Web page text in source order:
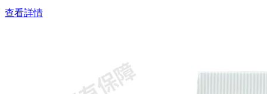
查看詳情